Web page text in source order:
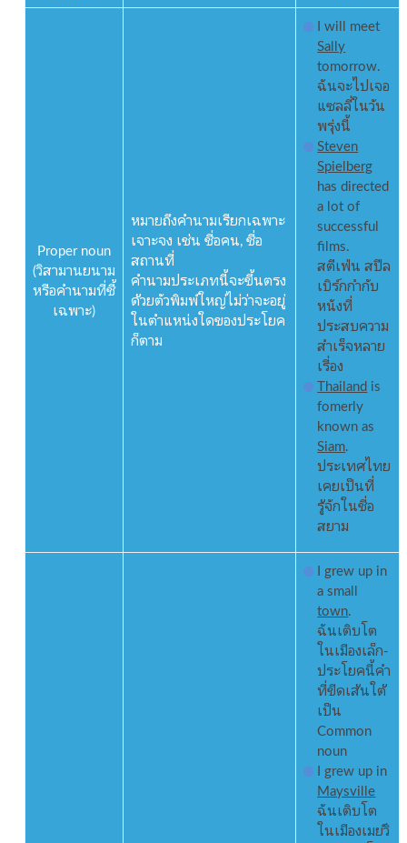
Proper noun
(วิสามานยนาม
หรือคำนามที่ชี้
เฉพาะ)
หมายถึงคำนามเรียกเฉพาะ
เจาะจง เช่น ชื่อคน, ชื่อ
สถานที่
คำนามประเภทนี้จะขึ้นตรง
ด้วยตัวพิมพ์ใหญ่ไม่ว่าจะอยู่
ในตำแหน่งใดของประโยค
ก็ตาม
I will meet
Sally
tomorrow.
ฉันจะไปเจอ
แซลลี่ในวัน
พรุ่งนี้
Steven
Spielberg
has directed
a lot of
successful
films.
สตีเฟ่น สปีล
เบิร์กกำกับ
หนังที่
ประสบความ
สำเร็จหลาย
เรื่อง
Thailand is
fomerly
known as
Siam.
ประเทศไทย
เคยเป็นที่
รู้จักในชื่อ
สยาม
I grew up in
a small
town.
ฉันเติบโต
ในเมืองเล็ก-
ประโยคนี้คำ
ที่ขีดเส้นใต้
เป็น
Common
noun
I grew up in
Maysville
ฉันเติบโต
ในเมืองเมย์วิ